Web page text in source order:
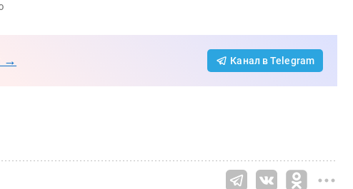
→ Канал в Telegram